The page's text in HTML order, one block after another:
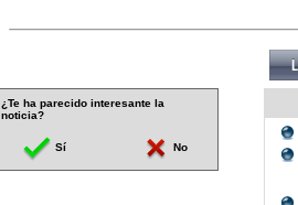
¿Te ha parecido interesante la
noticia?
Sí No